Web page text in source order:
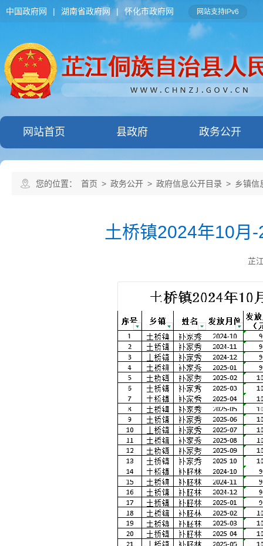
中国政府网 | 湖南省政府网 | 怀化市政府网 网站支持IPv6
网站首页 县政府 政务公开
您的位置： 首页 > 政务公开 > 政府信息公开目录 > 乡镇信
土桥镇2024年10月
芷